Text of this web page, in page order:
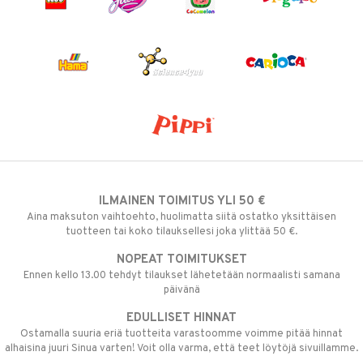
ILMAINEN TOIMITUS YLI 50 €
Aina maksuton vaihtoehto, huolimatta siitä ostatko yksittäisen
tuotteen tai koko tilauksellesi joka ylittää 50 €.
NOPEAT TOIMITUKSET
Ennen kello 13.00 tehdyt tilaukset lähetetään normaalisti samana
päivänä
EDULLISET HINNAT
Ostamalla suuria eriä tuotteita varastoomme voimme pitää hinnat
alhaisina juuri Sinua varten! Voit olla varma, että teet löytöjä sivuillamme.